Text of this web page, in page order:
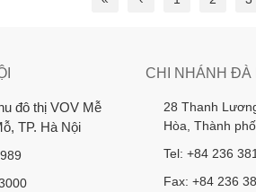
đô thị VOV Mễ
TP. Hà Nội
CHI NHÁNH ĐÀ
28 Thanh
Hòa, Thành
Tel: +84 236
Fax: +84 236